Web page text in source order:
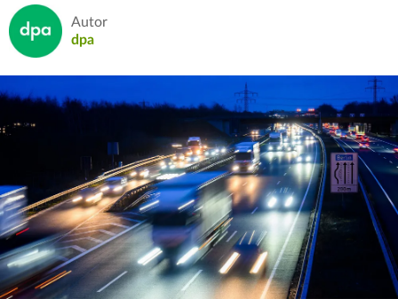
Autor
dpa